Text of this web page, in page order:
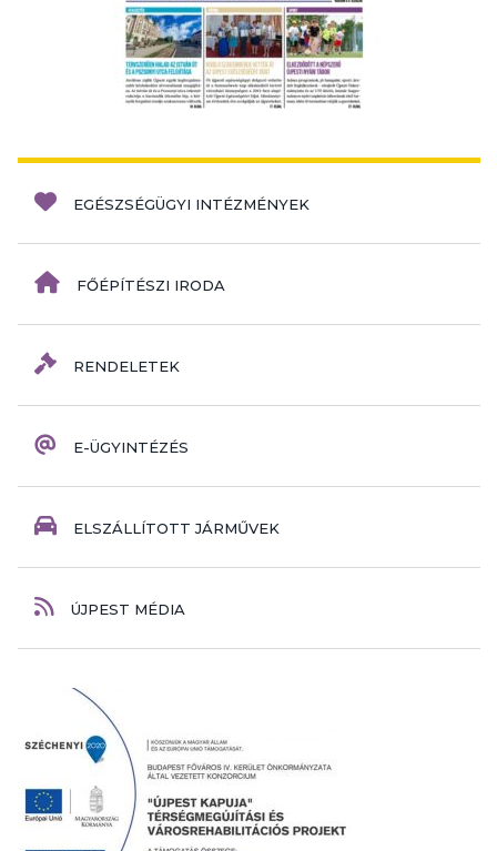
EGÉSZSÉGÜGYI INTÉZMÉNYEK
FŐÉPÍTÉSZI IRODA
RENDELETEK
E-ÜGYINTÉZÉS
ELSZÁLLÍTOTT JÁRMŰVEK
ÚJPEST MÉDIA